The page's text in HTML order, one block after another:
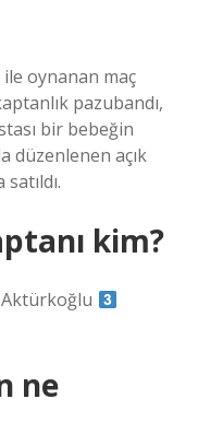
oynanan maç
pazubandı,
bir bebeğin
düzenlenen açık
kim?
ne